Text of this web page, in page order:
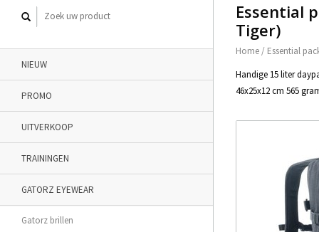
NIEUW
PROMO
UITVERKOOP
TRAININGEN
GATORZ EYEWEAR
Gatorz brillen
Essential
Tiger)
Home / Essential
Handige 15 liter
46x25x12 cm 565